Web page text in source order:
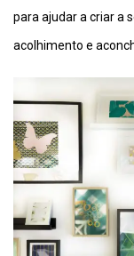
para ajudar a criar a
acolhimento e